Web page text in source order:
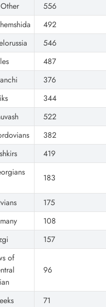
556
492
546
487
376
344
522
382
419
183
175
108
157
of
96
71